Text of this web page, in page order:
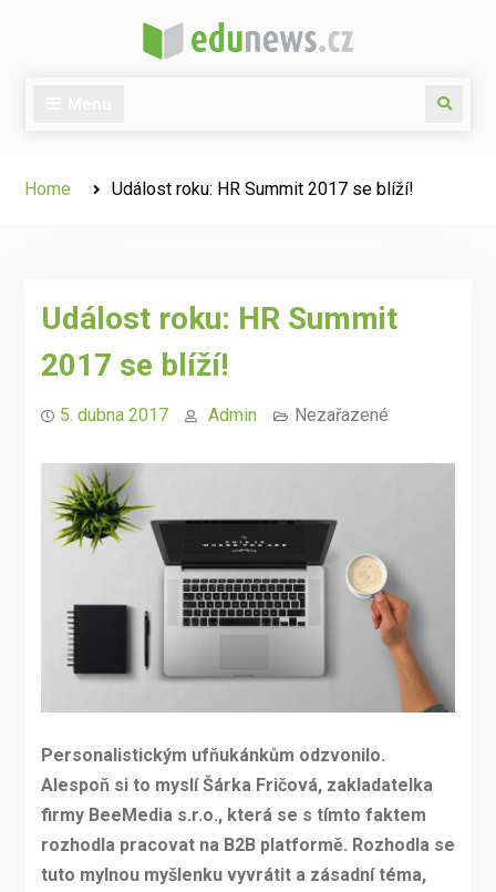
Search
Home Událost roku: HR Summit 2017 se blíží!
Událost roku: HR Summit
2017 se blíží!
5. dubna 2017 Admin Nezařazené
Personalistickým ufňukánkům odzvonilo.
Alespoň si to myslí Šárka Fričová, zakladatelka
firmy BeeMedia s.r.o., která se s tímto faktem
rozhodla pracovat na B2B platformě. Rozhodla se
tuto mylnou myšlenku vyvrátit a zásadní téma,